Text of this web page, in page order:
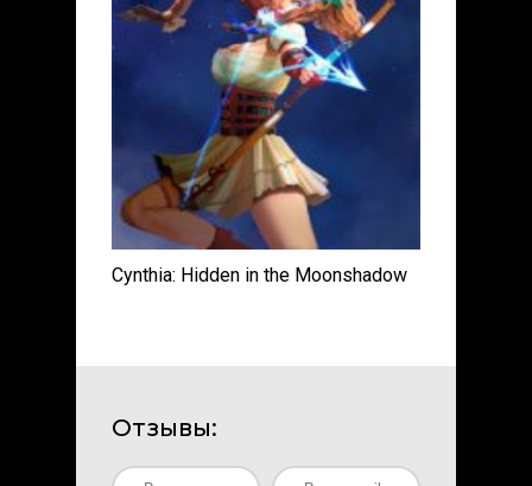
Cynthia: Hidden in the Moonshadow
Отзывы: